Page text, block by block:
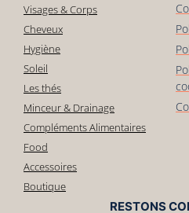
Visages & Corps
Cheveux
Hygiène
Soleil
Les thés
Minceur & Drainage
Compléments Alimentaires
Food
Accessoires
Boutique
RESTONS